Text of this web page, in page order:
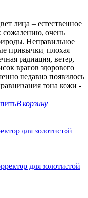
лица – естественное
очень
Неправильное
привычки, плохая
радиация, ветер,
врагов здорового
недавно появилось
тона кожи -
В корзину
для золотистой